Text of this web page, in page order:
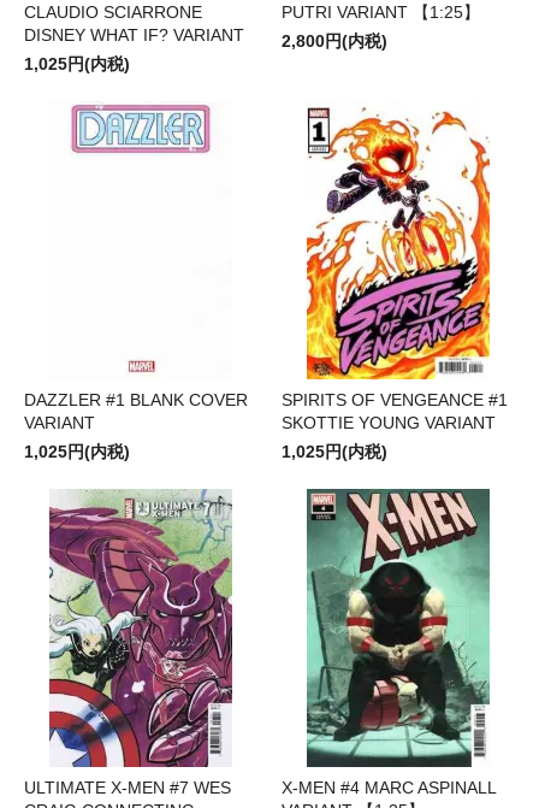
CLAUDIO SCIARRONE
DISNEY WHAT IF? VARIANT
1,025円(内税)
PUTRI VARIANT 【1:25】
2,800円(内税)
DAZZLER #1 BLANK COVER
VARIANT
1,025円(内税)
SPIRITS OF VENGEANCE #1
SKOTTIE YOUNG VARIANT
1,025円(内税)
ULTIMATE X-MEN #7 WES
X-MEN #4 MARC ASPINALL